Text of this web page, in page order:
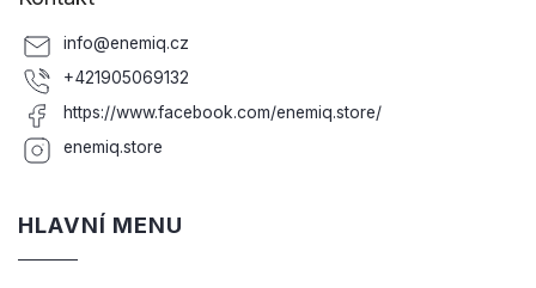
info@enemiq.cz
+421905069132
https://www.facebook.com/enemiq.store/
enemiq.store
HLAVNÍ MENU